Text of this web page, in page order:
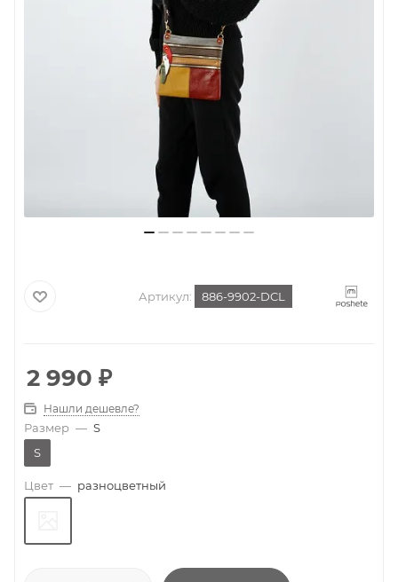
Артикул: 886-9902-DCL
2 990 ₽
Нашли дешевле?
Размер — S
S
Цвет — разноцветный